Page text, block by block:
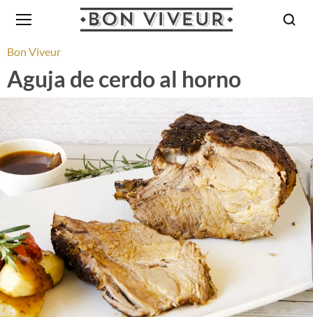
Bon Viveur
Aguja de cerdo al horno